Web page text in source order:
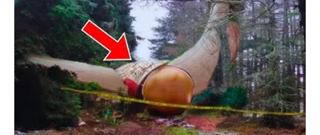
problemom – privatnost postaje luksuz. Na jednom nivou,
publika ih doživljava kao deo svoje svakodnevice, dok na
drugom, svaka promena u njihovom emotivnom statusu
postaje predmet javne debate.